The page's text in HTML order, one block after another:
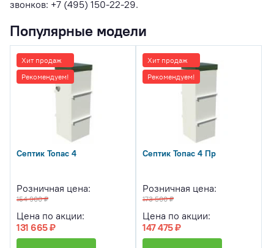
звонков: +7 (495) 150-22-29.
Популярные модели
Хит продаж
Рекомендуем!
Септик Топас 4
Розничная цена:
154 900 ₽
Цена по акции:
131 665 ₽
Хит продаж
Рекомендуем!
Септик Топас 4 Пр
Розничная цена:
173 500 ₽
Цена по акции:
147 475 ₽